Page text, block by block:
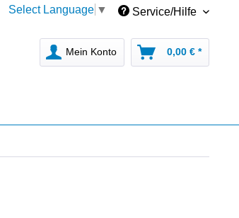
Select Language ▼ Service/Hilfe
Mein Konto 0,00 € *